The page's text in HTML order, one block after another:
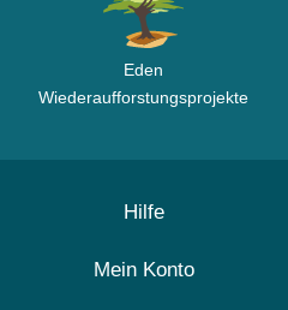
Eden
Wiederaufforstungsprojekte
Hilfe
Mein Konto